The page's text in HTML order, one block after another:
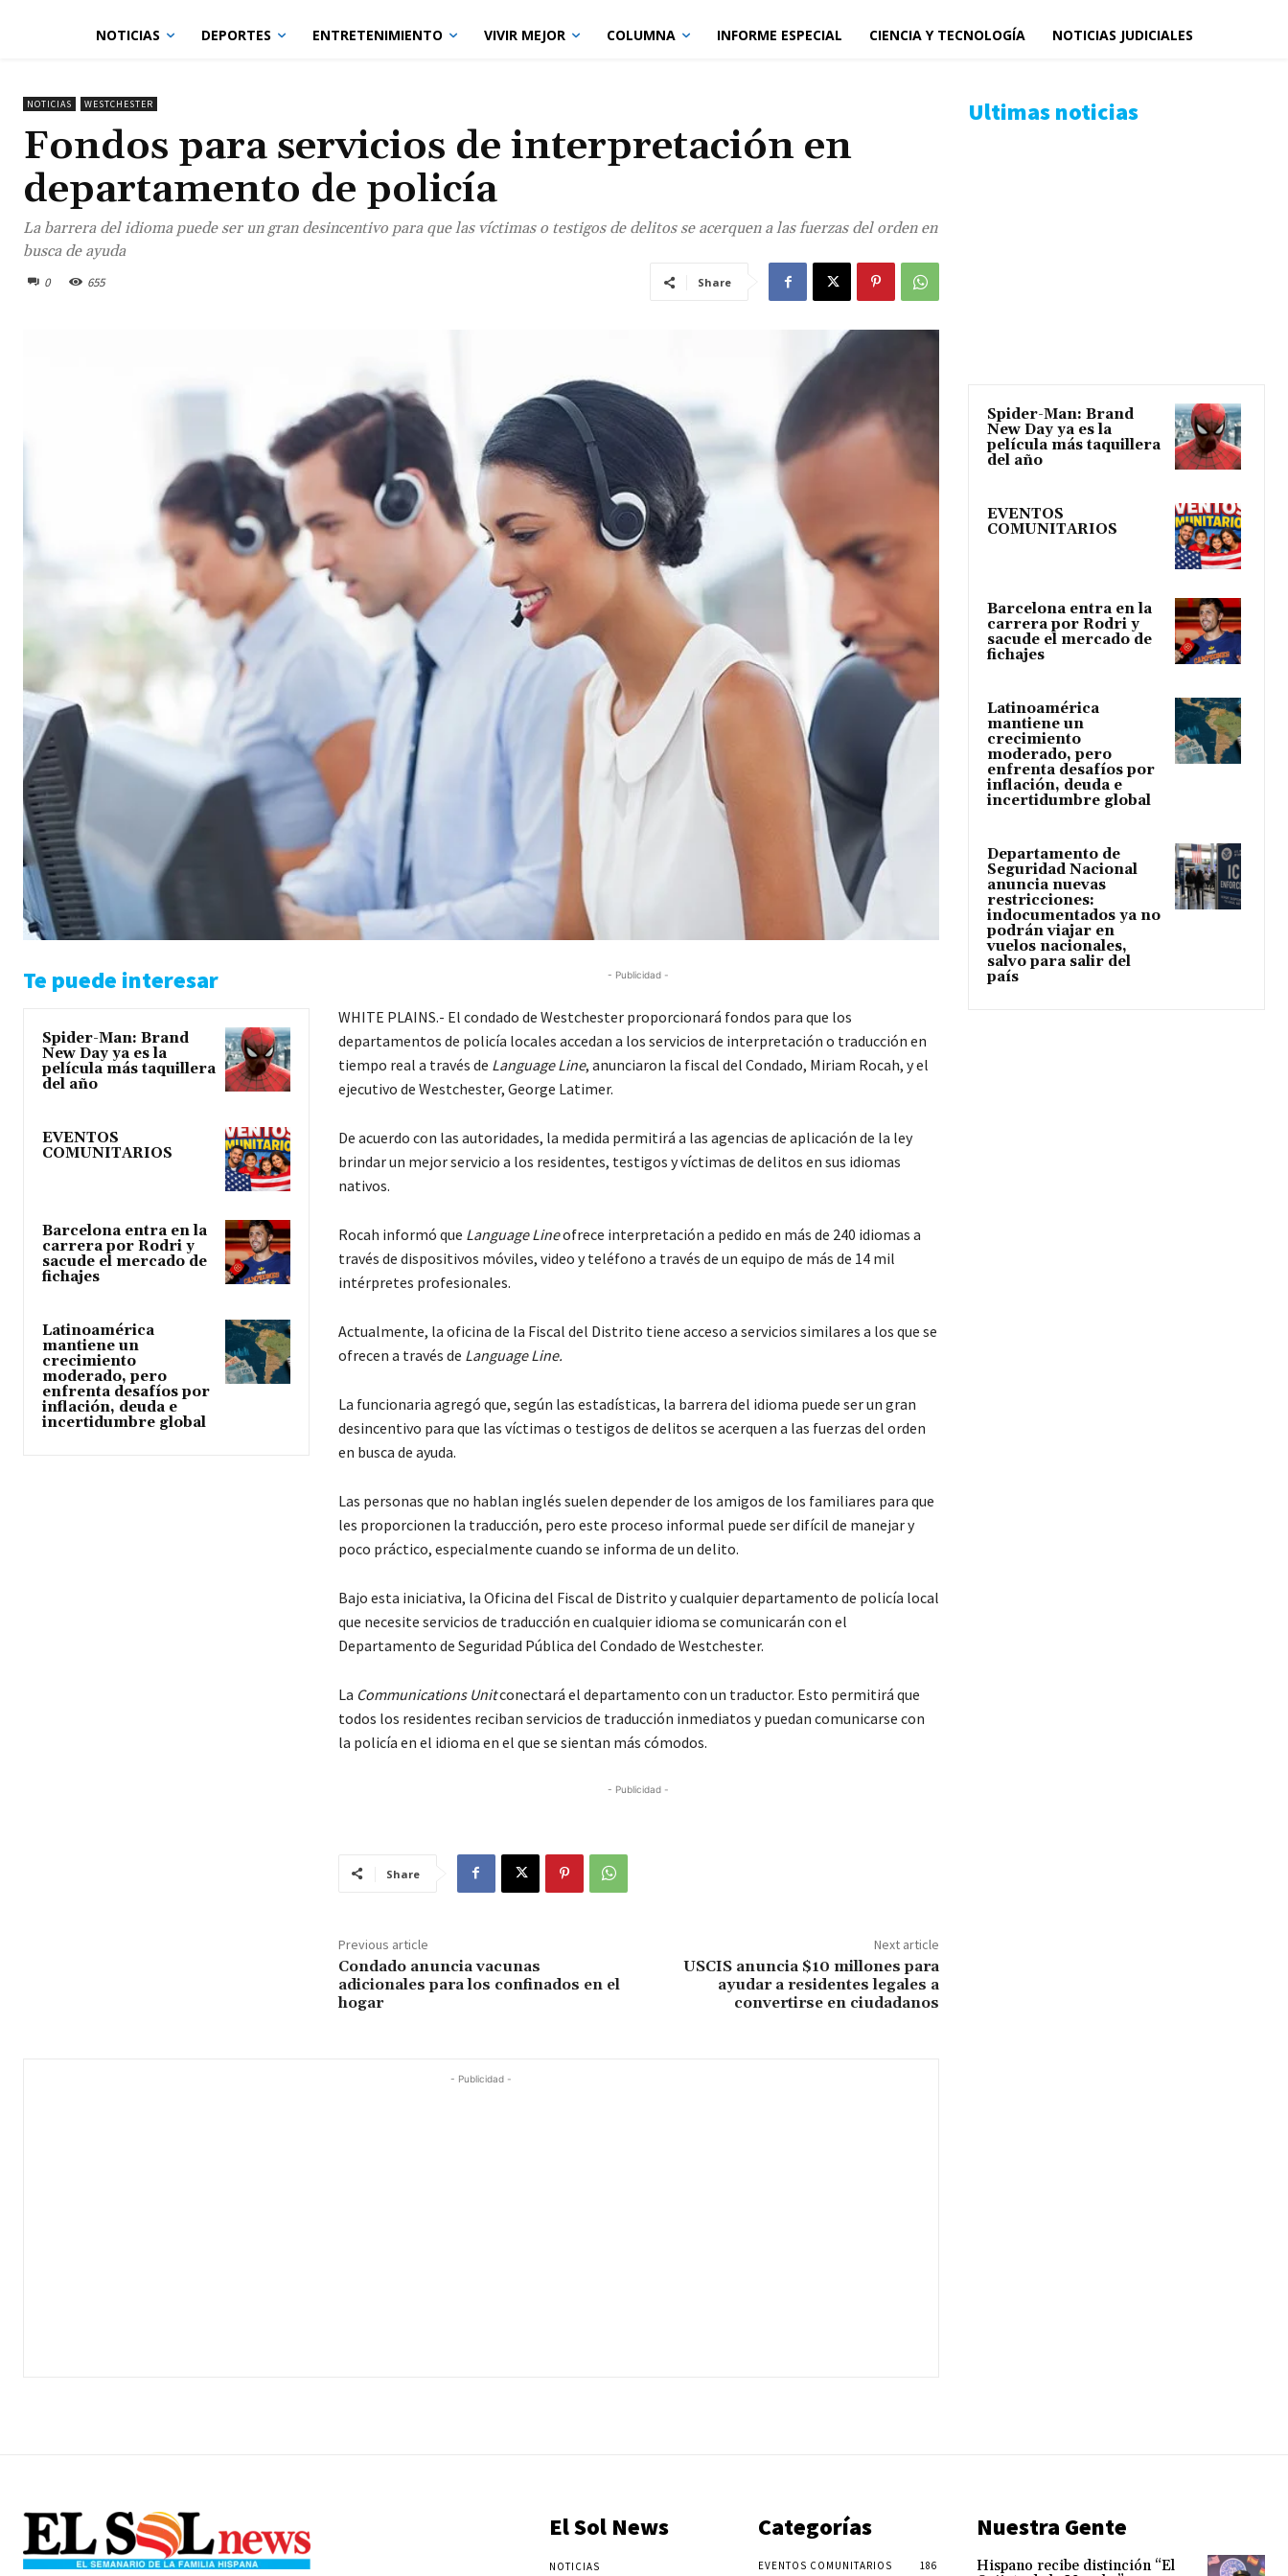
NOTICIAS DEPORTES ENTRETENIMIENTO VIVIR MEJOR COLUMNA INFORME ESPECIAL CIENCIA Y TECNOLOGÍA NOTICIAS JUDICIALES
NOTICIAS WESTCHESTER
Fondos para servicios de interpretación en
departamento de policía
La barrera del idioma puede ser un gran desincentivo para que las víctimas o testigos de delitos se acerquen a las fuerzas del orden en
busca de ayuda
0 655 Share
Te puede interesar
Spider-Man: Brand
New Day ya es la
película más taquillera
del año
EVENTOS
COMUNITARIOS
Barcelona entra en la
carrera por Rodri y
sacude el mercado de
fichajes
Latinoamérica
mantiene un
crecimiento
moderado, pero
enfrenta desafíos por
inflación, deuda e
incertidumbre global
- Publicidad -
WHITE PLAINS.- El condado de Westchester proporcionará fondos para que los
departamentos de policía locales accedan a los servicios de interpretación o traducción en
tiempo real a través de Language Line, anunciaron la fiscal del Condado, Miriam Rocah, y el
ejecutivo de Westchester, George Latimer.
De acuerdo con las autoridades, la medida permitirá a las agencias de aplicación de la ley
brindar un mejor servicio a los residentes, testigos y víctimas de delitos en sus idiomas
nativos.
Rocah informó que Language Lineofrece interpretación a pedido en más de 240 idiomas a
través de dispositivos móviles, video y teléfono a través de un equipo de más de 14 mil
intérpretes profesionales.
Actualmente, la oficina de la Fiscal del Distrito tiene acceso a servicios similares a los que se
ofrecen a través de Language Line.
La funcionaria agregó que, según las estadísticas, la barrera del idioma puede ser un gran
desincentivo para que las víctimas o testigos de delitos se acerquen a las fuerzas del orden
en busca de ayuda.
Las personas que no hablan inglés suelen depender de los amigos de los familiares para que
les proporcionen la traducción, pero este proceso informal puede ser difícil de manejar y
poco práctico, especialmente cuando se informa de un delito.
Bajo esta iniciativa, la Oficina del Fiscal de Distrito y cualquier departamento de policía local
que necesite servicios de traducción en cualquier idioma se comunicarán con el
Departamento de Seguridad Pública del Condado de Westchester.
La Communications Unitconectará el departamento con un traductor. Esto permitirá que
todos los residentes reciban servicios de traducción inmediatos y puedan comunicarse con
la policía en el idioma en el que se sientan más cómodos.
- Publicidad -
Share
Previous article
Condado anuncia vacunas
adicionales para los confinados en el
hogar
Next article
USCIS anuncia $10 millones para
ayudar a residentes legales a
convertirse en ciudadanos
- Publicidad -
Ultimas noticias
Spider-Man: Brand
New Day ya es la
película más taquillera
del año
EVENTOS
COMUNITARIOS
Barcelona entra en la
carrera por Rodri y
sacude el mercado de
fichajes
Latinoamérica
mantiene un
crecimiento
moderado, pero
enfrenta desafíos por
inflación, deuda e
incertidumbre global
Departamento de
Seguridad Nacional
anuncia nuevas
restricciones:
indocumentados ya no
podrán viajar en
vuelos nacionales,
salvo para salir del
país
El Sol News
NOTICIAS
Categorías
EVENTOS COMUNITARIOS 186
Nuestra Gente
Hispano recibe distinción “El